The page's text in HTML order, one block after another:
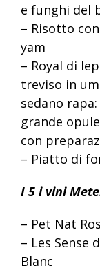
e funghi del
– Risotto
yam
– Royal di
treviso in
sedano
grande
con
– Piatto di
I 5 i vini
– Pet Nat
– Les Sense
Blanc